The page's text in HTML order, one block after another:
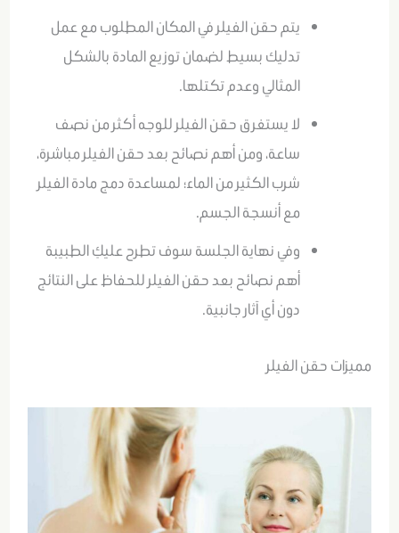
يتم حقن الفيلر في المكان المطلوب مع عمل
تدليك بسيط لضمان توزيع المادة بالشكل
المثالي وعدم تكتلها.
لا يستغرق حقن الفيلر للوجه أكثر من نصف
ساعة، ومن أهم نصائح بعد حقن الفيلر مباشرة،
شرب الكثير من الماء؛ لمساعدة دمج مادة الفيلر
مع أنسجة الجسم.
وفي نهاية الجلسة سوف تطرح عليكِ الطبيبة
أهم نصائح بعد حقن الفيلر للحفاظ على النتائج
دون أي آثار جانبية.
مميزات حقن الفيلر